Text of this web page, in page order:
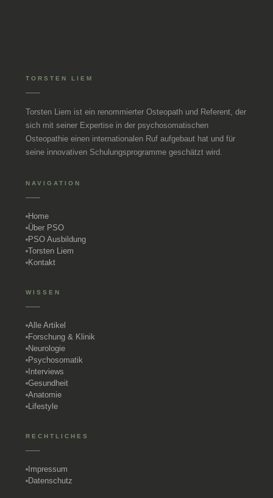
TORSTEN LIEM
Torsten Liem ist ein renommierter Osteopath und Referent, der
sich mit seiner Expertise in der psychosomatischen
Osteopathie einen internationalen Ruf aufgebaut hat und für
seine innovativen Schulungsprogramme geschätzt wird.
NAVIGATION
Home
Über PSO
PSO Ausbildung
Torsten Liem
Kontakt
WISSEN
Alle Artikel
Forschung & Klinik
Neurologie
Psychosomatik
Interviews
Gesundheit
Anatomie
Lifestyle
RECHTLICHES
Impressum
Datenschutz